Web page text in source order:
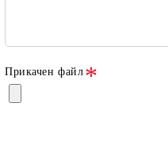
Прикачен файл